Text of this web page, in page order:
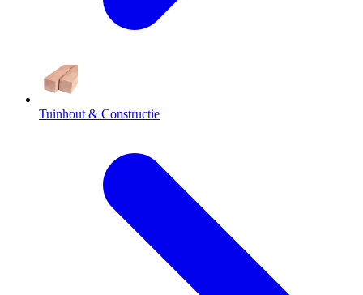
Tuinhout & Constructie